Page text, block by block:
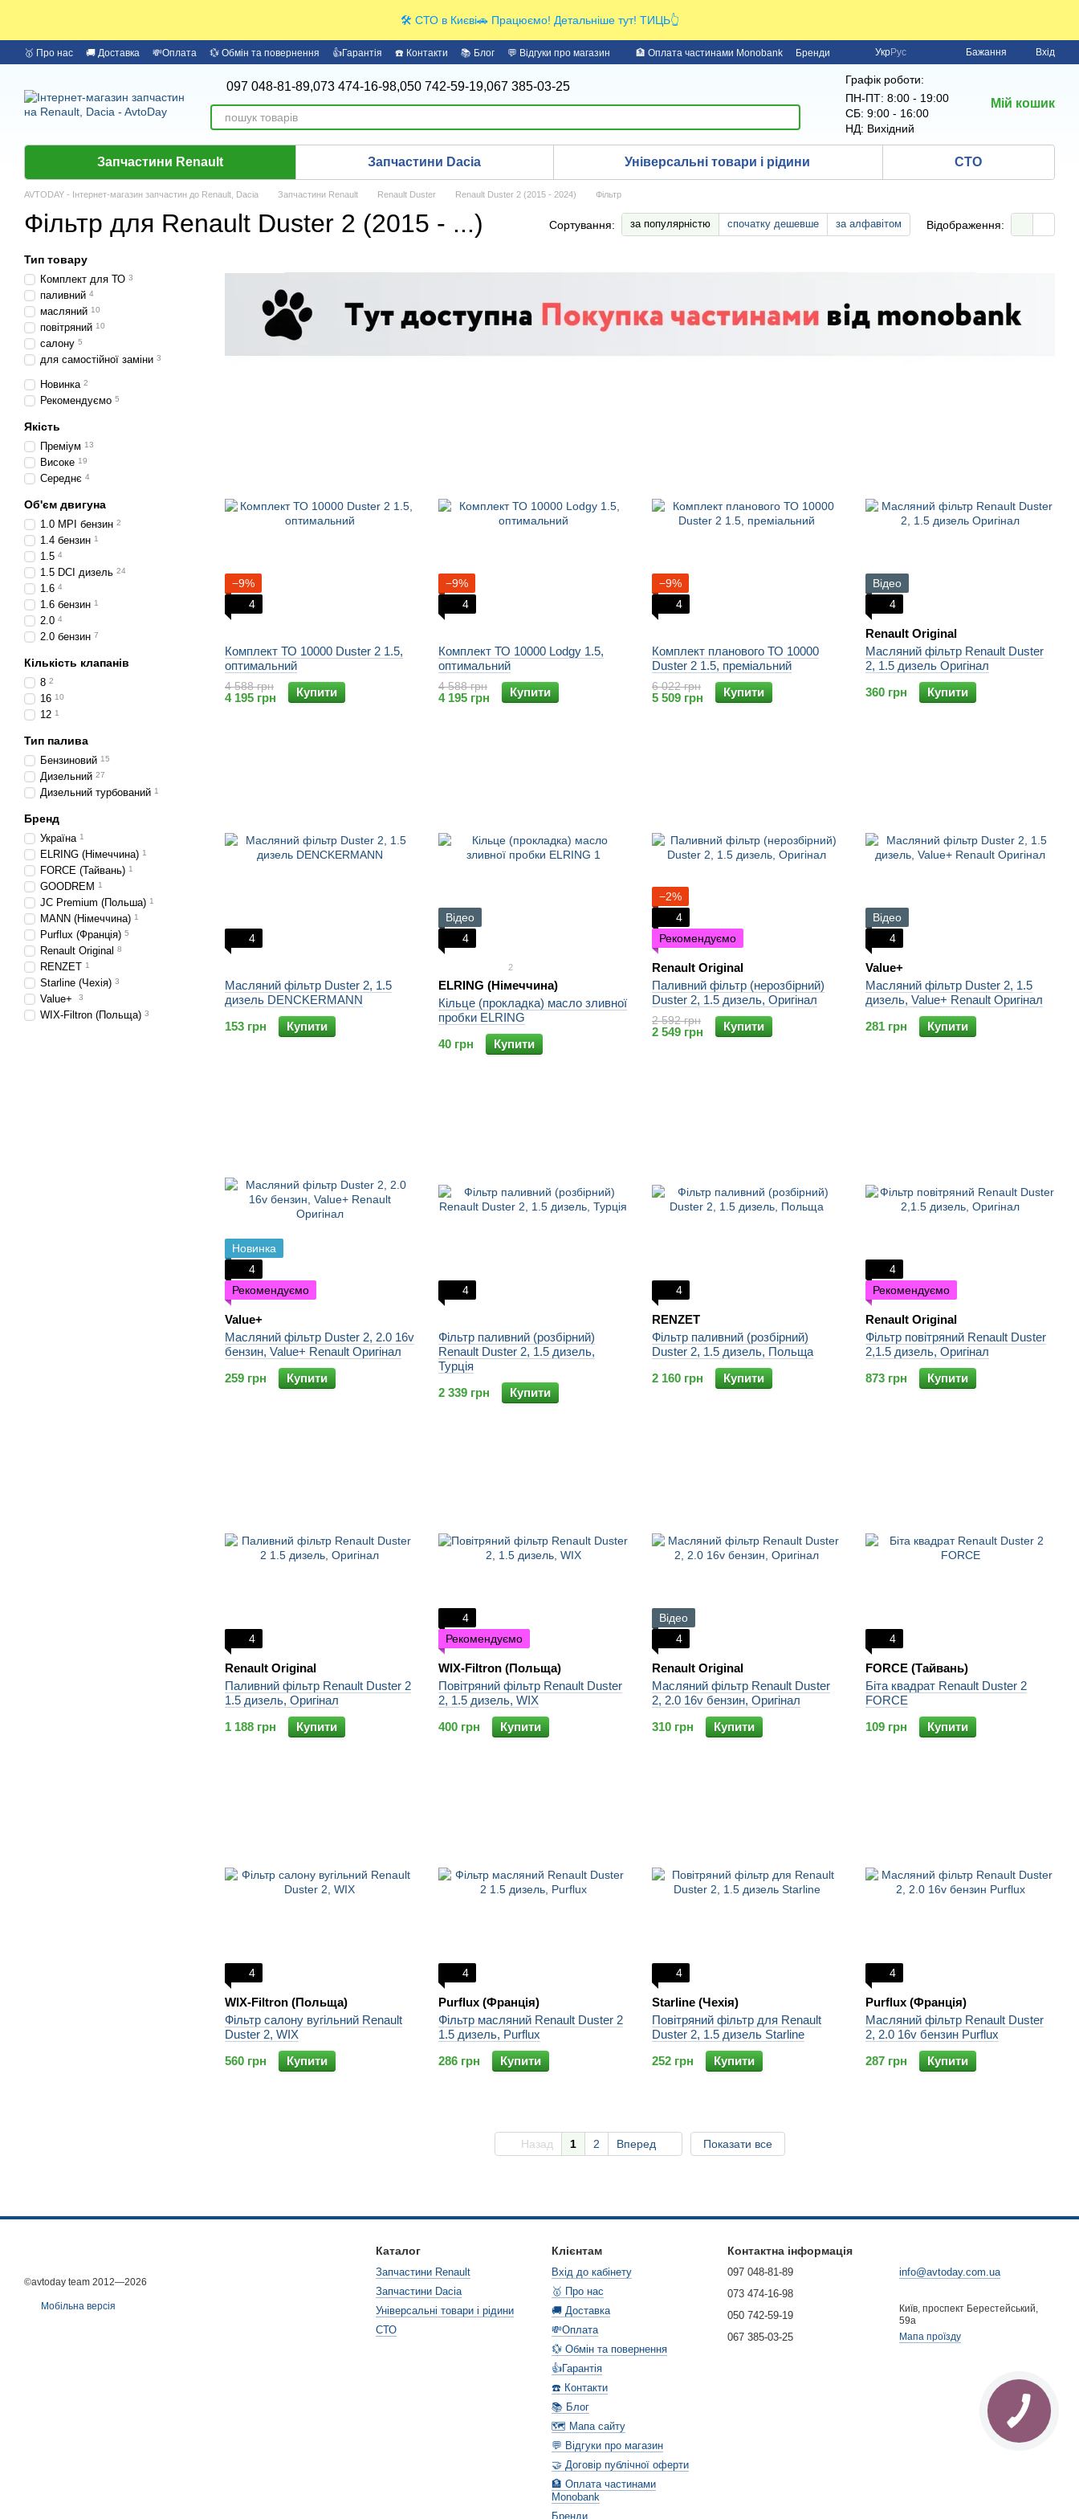
🛠️ СТО в Києві🚗 Працюємо! Детальніше тут! ТИЦЬ👆
🥇 Про нас 🚚 Доставка 💸Оплата 💱 Обмін та повернення 👍Гарантія ☎️ Контакти 📚 Блог 💬 Відгуки про магазин 🏦 Оплата частинами Monobank Бренди УкрРус Бажання Вхід
097 048-81-89,073 474-16-98,050 742-59-19,067 385-03-25
Графік роботи:
ПН-ПТ: 8:00 - 19:00
СБ: 9:00 - 16:00
НД: Вихідний
Мій кошик
Запчастини Renault Запчастини Dacia Універсальні товари і рідини СТО
AVTODAY - Інтернет-магазин запчастин до Renault, Dacia Запчастини Renault Renault Duster Renault Duster 2 (2015 - 2024) Фільтр
Фільтр для Renault Duster 2 (2015 - ...) Сортування: за популярністю спочатку дешевше за алфавітом Відображення:
−9%
4
Комплект ТО 10000 Duster 2 1.5,
оптимальний
4 588 грн
4 195 грн Купити
−9%
4
Комплект ТО 10000 Lodgy 1.5,
оптимальний
4 588 грн
4 195 грн Купити
−9%
4
Комплект планового ТО 10000
Duster 2 1.5, преміальний
6 022 грн
5 509 грн Купити
Відео
4
Renault Original
Масляний фільтр Renault Duster
2, 1.5 дизель Оригінал
360 грн
Купити
4
Масляний фільтр Duster 2, 1.5
дизель DENCKERMANN
153 грн
Купити
Відео
4
2
ELRING (Німеччина)
Кільце (прокладка) масло зливної
пробки ELRING
40 грн
Купити
−2%
4
Рекомендуємо
Renault Original
Паливний фільтр (нерозбірний)
Duster 2, 1.5 дизель, Оригінал
2 592 грн
2 549 грн Купити
Відео
4
Value+
Масляний фільтр Duster 2, 1.5
дизель, Value+ Renault Оригінал
281 грн
Купити
Новинка
4
Рекомендуємо
Value+
Масляний фільтр Duster 2, 2.0 16v
бензин, Value+ Renault Оригінал
259 грн
Купити
4
Фільтр паливний (розбірний)
Renault Duster 2, 1.5 дизель,
Турція
2 339 грн
Купити
4
RENZET
Фільтр паливний (розбірний)
Duster 2, 1.5 дизель, Польща
2 160 грн
Купити
4
Рекомендуємо
Renault Original
Фільтр повітряний Renault Duster
2,1.5 дизель, Оригінал
873 грн
Купити
4
Renault Original
Паливний фільтр Renault Duster 2
1.5 дизель, Оригінал
1 188 грн
Купити
4
Рекомендуємо
WIX-Filtron (Польща)
Повітряний фільтр Renault Duster
2, 1.5 дизель, WIX
400 грн
Купити
Відео
4
Renault Original
Масляний фільтр Renault Duster
2, 2.0 16v бензин, Оригінал
310 грн
Купити
4
FORCE (Тайвань)
Біта квадрат Renault Duster 2
FORCE
109 грн
Купити
4
WIX-Filtron (Польща)
Фільтр салону вугільний Renault
Duster 2, WIX
560 грн
Купити
4
Purflux (Франція)
Фільтр масляний Renault Duster 2
1.5 дизель, Purflux
286 грн
Купити
4
Starline (Чехія)
Повітряний фільтр для Renault
Duster 2, 1.5 дизель Starline
252 грн
Купити
4
Purflux (Франція)
Масляний фільтр Renault Duster
2, 2.0 16v бензин Purflux
287 грн
Купити
Назад 1 2 Вперед Показати все
Тип товару
Комплект для ТО 3
паливний 4
масляний 10
повітряний 10
салону 5
для самостійної заміни 3
Новинка 2
Рекомендуємо 5
Якість
Преміум 13
Високе 19
Середнє 4
Об'єм двигуна
1.0 MPI бензин 2
1.4 бензин 1
1.5 4
1.5 DCI дизель 24
1.6 4
1.6 бензин 1
2.0 4
2.0 бензин 7
Кількість клапанів
8 2
16 10
12 1
Тип палива
Бензиновий 15
Дизельний 27
Дизельний турбований 1
Бренд
Україна 1
ELRING (Німеччина) 1
FORCE (Тайвань) 1
GOODREM 1
JC Premium (Польша) 1
MANN (Німеччина) 1
Purflux (Франція) 5
Renault Original 8
RENZET 1
Starline (Чехія) 3
Value+ 3
WIX-Filtron (Польща) 3
©avtoday team 2012—2026
Мобільна версія
Каталог
Запчастини Renault
Запчастини Dacia
Універсальні товари і рідини
СТО
Клієнтам
Вхід до кабінету
🥇 Про нас
🚚 Доставка
💸Оплата
💱 Обмін та повернення
👍Гарантія
☎️ Контакти
📚 Блог
🗺️ Мапа сайту
💬 Відгуки про магазин
🤝 Договір публічної оферти
🏦 Оплата частинами
Monobank
Бренди
Контактна інформація
097 048-81-89
073 474-16-98
050 742-59-19
067 385-03-25
info@avtoday.com.ua
Київ, проспект Берестейський,
59а
Мапа проїзду